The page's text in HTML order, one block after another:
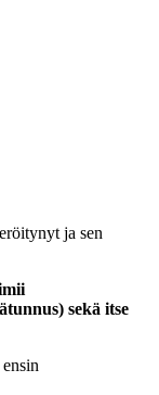
ja sen
sekä itse